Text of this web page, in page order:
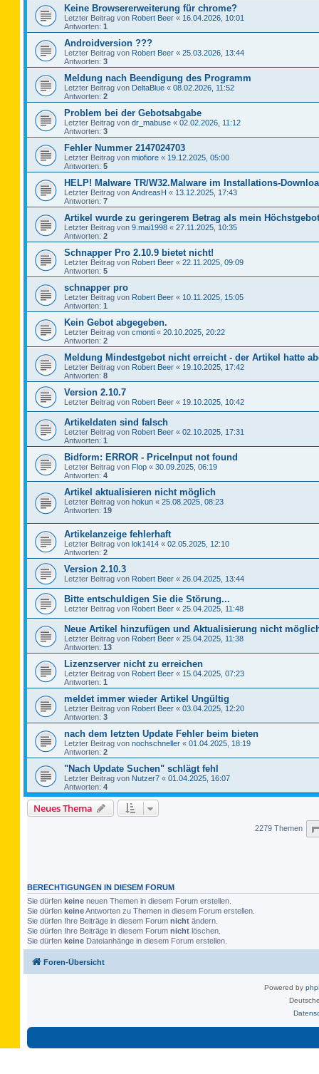
Keine Browsererweiterung für chrome?
Letzter Beitrag von Robert Beer « 16.04.2026, 10:01
Antworten: 1
Androidversion ???
Letzter Beitrag von Robert Beer « 25.03.2026, 13:44
Antworten: 3
Meldung nach Beendigung des Programm
Letzter Beitrag von DeltaBlue « 08.02.2026, 11:52
Antworten: 2
Problem bei der Gebotsabgabe
Letzter Beitrag von dr_mabuse « 02.02.2026, 11:12
Antworten: 3
Fehler Nummer 2147024703
Letzter Beitrag von miofiore « 19.12.2025, 05:00
Antworten: 5
HELP! Malware TR/W32.Malware im Installations-
Letzter Beitrag von AndreasH « 13.12.2025, 17:43
Antworten: 7
Artikel wurde zu geringerem Betrag als mein
Letzter Beitrag von 9.mai1998 « 27.11.2025, 10:35
Antworten: 2
Schnapper Pro 2.10.9 bietet nicht!
Letzter Beitrag von Robert Beer « 22.11.2025, 09:09
Antworten: 5
schnapper pro
Letzter Beitrag von Robert Beer « 10.11.2025, 15:05
Antworten: 1
Kein Gebot abgegeben.
Letzter Beitrag von cmonti « 20.10.2025, 20:22
Antworten: 2
Meldung Mindestgebot nicht erreicht - der Artikel hatte
Letzter Beitrag von Robert Beer « 19.10.2025, 17:42
Antworten: 8
Version 2.10.7
Letzter Beitrag von Robert Beer « 19.10.2025, 10:42
Artikeldaten sind falsch
Letzter Beitrag von Robert Beer « 02.10.2025, 17:31
Antworten: 1
Bidform: ERROR - PriceInput not found
Letzter Beitrag von Flop « 30.09.2025, 06:19
Antworten: 4
Artikel aktualisieren nicht möglich
Letzter Beitrag von hokun « 25.08.2025, 08:23
Antworten: 19
Artikelanzeige fehlerhaft
Letzter Beitrag von lok1414 « 02.05.2025, 12:10
Antworten: 2
Version 2.10.3
Letzter Beitrag von Robert Beer « 26.04.2025, 13:44
Bitte entschuldigen Sie die Störung...
Letzter Beitrag von Robert Beer « 25.04.2025, 11:48
Neue Artikel hinzufügen und Aktualisierung nicht
Letzter Beitrag von Robert Beer « 25.04.2025, 11:38
Antworten: 13
Lizenzserver nicht zu erreichen
Letzter Beitrag von Robert Beer « 15.04.2025, 07:23
Antworten: 1
meldet immer wieder Artikel Ungültig
Letzter Beitrag von Robert Beer « 03.04.2025, 12:20
Antworten: 3
nach dem letzten Update Fehler beim bieten
Letzter Beitrag von nochschneller « 01.04.2025, 18:19
Antworten: 2
"Nach Update Suchen" schlägt fehl
Letzter Beitrag von Nutzer7 « 01.04.2025, 16:07
Antworten: 4
Neues Thema
2279 Themen
BERECHTIGUNGEN IN DIESEM FORUM
Sie dürfen keine neuen Themen in diesem Forum erstellen.
Sie dürfen keineAntworten zu Themen in diesem Forum erstellen.
Sie dürfen Ihre Beiträge in diesem Forum nicht ändern.
Sie dürfen Ihre Beiträge in diesem Forum nicht löschen.
Sie dürfen keine Dateianhänge in diesem Forum erstellen.
Foren-Übersicht
Powered by